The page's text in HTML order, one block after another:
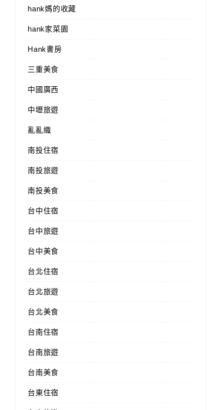
hank媽的收藏
hank家菜園
Hank書房
三重美食
中國廣西
中壢旅遊
亂亂織
南投住宿
南投旅遊
南投美食
台中住宿
台中旅遊
台中美食
台北住宿
台北旅遊
台北美食
台南住宿
台南旅遊
台南美食
台東住宿